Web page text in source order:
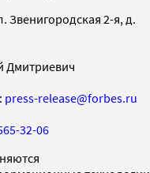
Звенигородская 2-я, д.
Дмитриевич
press-release@forbes.ru
32-06